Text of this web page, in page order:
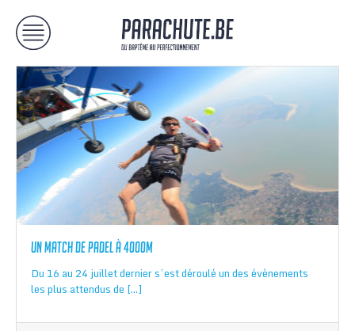
Un match de padel à 4000m
Du 16 au 24 juillet dernier s’est déroulé un des évènements
les plus attendus de […]